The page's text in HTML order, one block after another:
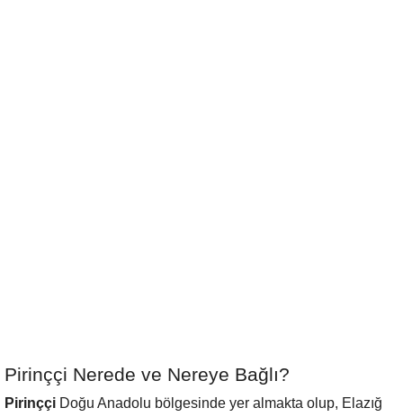
Pirinççi Nerede ve Nereye Bağlı?
Pirinççi Doğu Anadolu bölgesinde yer almakta olup, Elazığ